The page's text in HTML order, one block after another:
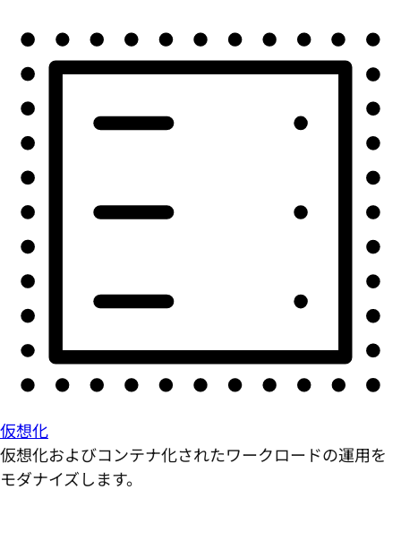
仮想化
仮想化およびコンテナ化されたワークロードの運用を
モダナイズします。